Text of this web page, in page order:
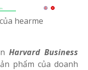
hearme
Harvard Business
phẩm của doanh